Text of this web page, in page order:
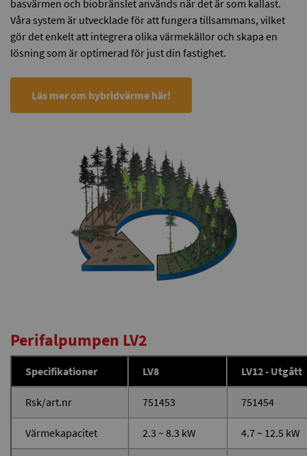
basvärmen och biobränslet används när det är som kallast.
Våra system är utvecklade för att fungera tillsammans, vilket
gör det enkelt att integrera olika värmekällor och skapa en
lösning som är optimerad för just din fastighet.
Läs mer om hybridvärme här!
Perifalpumpen LV2
Specifikationer LV8 LV12 - Utgått
Rsk/art.nr 751453 751454
Värmekapacitet 2.3 ~ 8.3 kW 4.7 ~ 12.5 kW